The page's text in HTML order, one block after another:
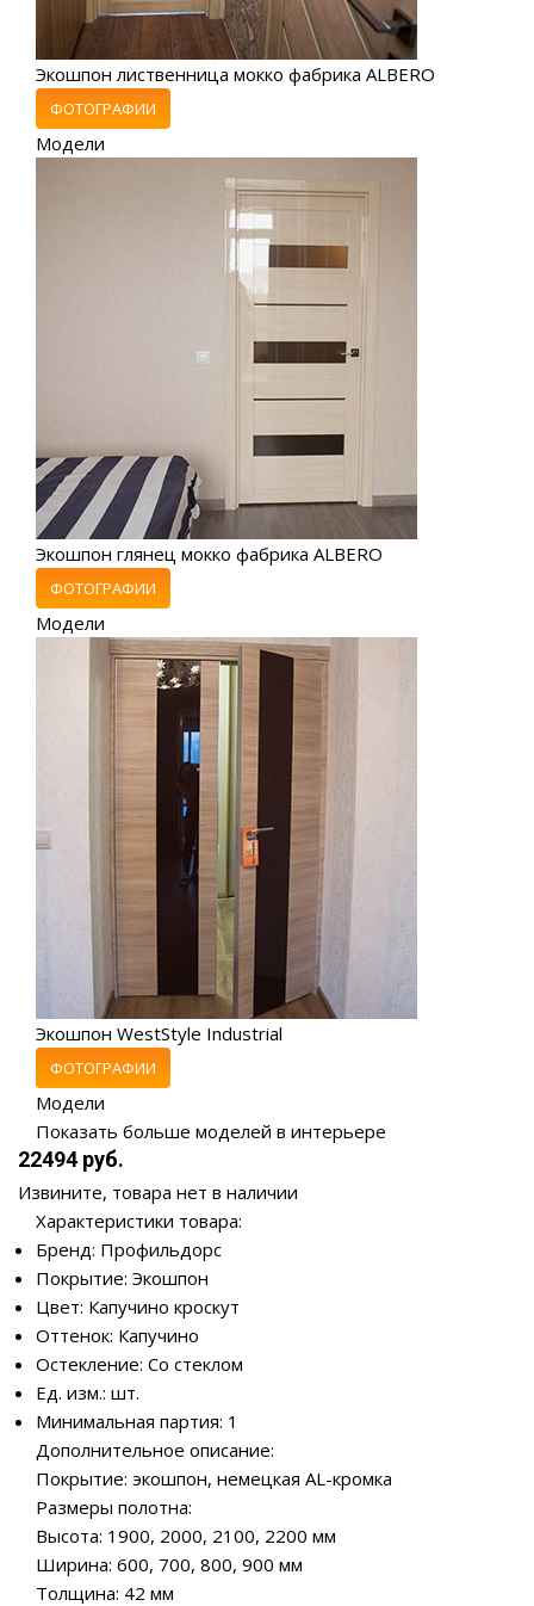
Экошпон лиственница мокко фабрика ALBERO
ФОТОГРАФИИ
Модели
Экошпон глянец мокко фабрика ALBERO
ФОТОГРАФИИ
Модели
Экошпон WestStyle Industrial
ФОТОГРАФИИ
Модели
Показать больше моделей в интерьере
22494 руб.
Извините, товара нет в наличии
Характеристики товара:
Бренд: Профильдорс
Покрытие: Экошпон
Цвет: Капучино кроскут
Оттенок: Капучино
Остекление: Со стеклом
Ед. изм.: шт.
Минимальная партия: 1
Дополнительное описание:
Покрытие: экошпон, немецкая AL-кромка
Размеры полотна:
Высота: 1900, 2000, 2100, 2200 мм
Ширина: 600, 700, 800, 900 мм
Толщина: 42 мм